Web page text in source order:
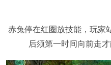
赤兔停在红圈放技能，玩家
后须第一时间向前走